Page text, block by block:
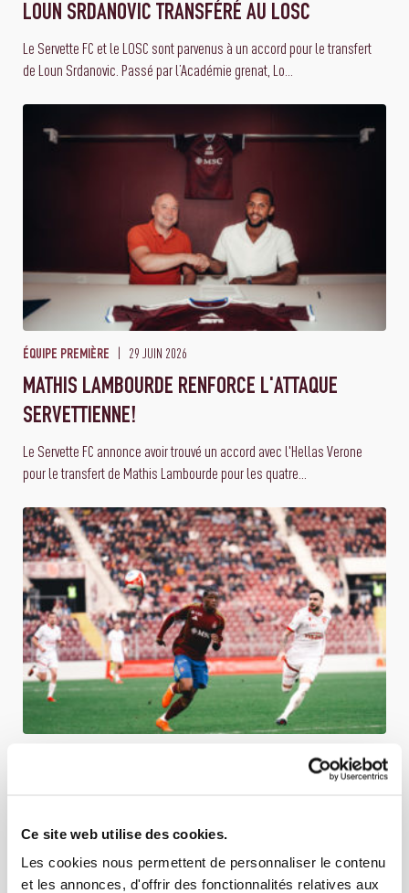
Ce site web utilise des cookies.
Les cookies nous permettent de personnaliser le contenu
et les annonces, d'offrir des fonctionnalités relatives aux
LOUN SRDANOVIC TRANSFÉRÉ AU LOSC
Le Servette FC et le LOSC sont parvenus à un accord pour le transfert
de Loun Srdanovic. Passé par l’Académie grenat, Lo...
ÉQUIPE PREMIÈRE 29 JUIN 2026
MATHIS LAMBOURDE RENFORCE L'ATTAQUE
SERVETTIENNE!
Le Servette FC annonce avoir trouvé un accord avec l'Hellas Verone
pour le transfert de Mathis Lambourde pour les quatre...
Le jeune attaquant servettien va disputer la saison 2026-2027 en
Challenge League du côté du Stade Lausanne Ouchy. Jamie...